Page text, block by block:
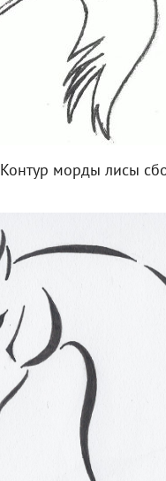
Контур морды лисы